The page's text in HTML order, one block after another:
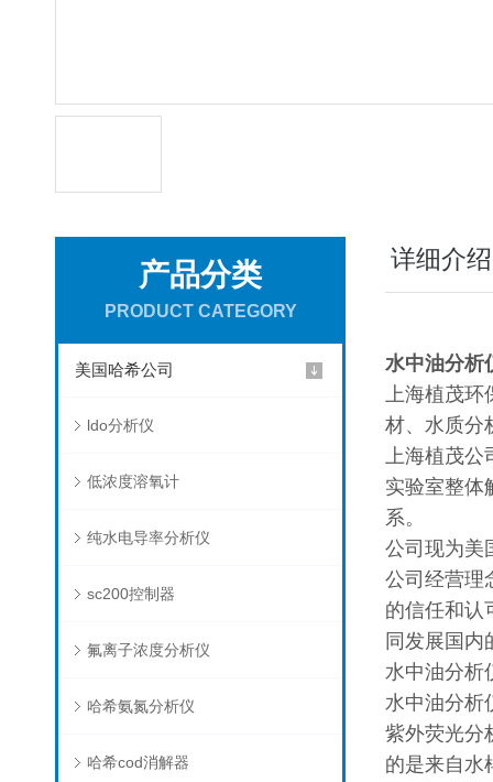
产品分类
PRODUCT CATEGORY
美国哈希公司
ldo分析仪
低浓度溶氧计
纯水电导率分析仪
sc200控制器
氟离子浓度分析仪
哈希氨氮分析仪
哈希cod消解器
详细介绍
水中油分析
上海植茂环
材、水质分
上海植茂公
实验室整体
系。
公司现为美
公司经营理
的信任和认
同发展国内
水中油分析
水中油分析
紫外荧光分
的是来自水